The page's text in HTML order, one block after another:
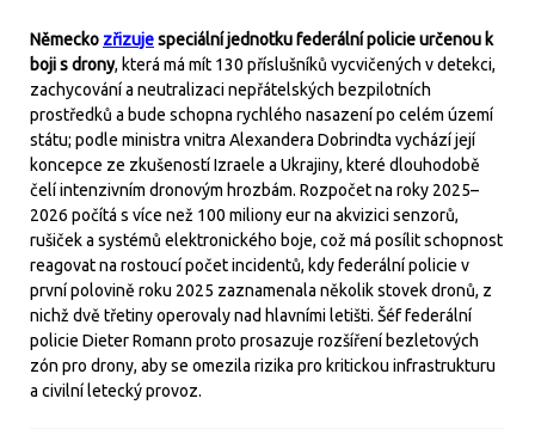
Německo zřizujespeciální jednotku federální policie určenou k
boji s drony, která má mít 130 příslušníků vycvičených v detekci,
zachycování a neutralizaci nepřátelských bezpilotních
prostředků a bude schopna rychlého nasazení po celém území
státu; podle ministra vnitra Alexandera Dobrindta vychází její
koncepce ze zkušeností Izraele a Ukrajiny, které dlouhodobě
čelí intenzivním dronovým hrozbám. Rozpočet na roky 2025–
2026 počítá s více než 100 miliony eur na akvizici senzorů,
rušiček a systémů elektronického boje, což má posílit schopnost
reagovat na rostoucí počet incidentů, kdy federální policie v
první polovině roku 2025 zaznamenala několik stovek dronů, z
nichž dvě třetiny operovaly nad hlavními letišti. Šéf federální
policie Dieter Romann proto prosazuje rozšíření bezletových
zón pro drony, aby se omezila rizika pro kritickou infrastrukturu
a civilní letecký provoz.